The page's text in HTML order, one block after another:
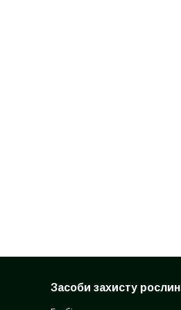
Засоби захисту рослин